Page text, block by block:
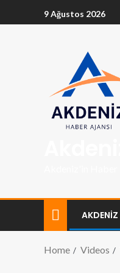
9 Ağustos 2026
AKDENİZ
Home Videos